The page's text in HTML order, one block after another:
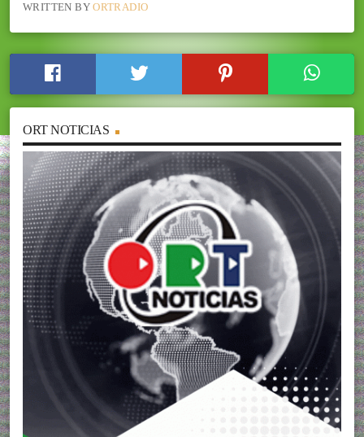
WRITTEN BYORTRADIO
ORT NOTICIAS